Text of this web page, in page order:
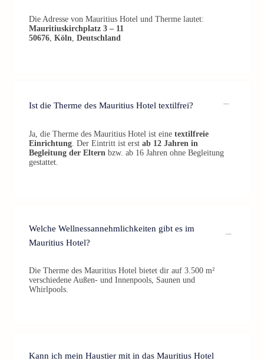
Die Adresse von Mauritius Hotel und Therme lautet:
Mauritiuskirchplatz 3 – 11
50676, Köln, Deutschland
Ist die Therme des Mauritius Hotel textilfrei?
Ja, die Therme des Mauritius Hotel ist eine textilfreie
Einrichtung. Der Eintritt ist erst ab 12 Jahren in
Begleitung der Eltern bzw. ab 16 Jahren ohne Begleitung
gestattet.
Welche Wellnessannehmlichkeiten gibt es im
Mauritius Hotel?
Die Therme des Mauritius Hotel bietet dir auf 3.500 m²
verschiedene Außen- und Innenpools, Saunen und
Whirlpools.
Kann ich mein Haustier mit in das Mauritius Hotel